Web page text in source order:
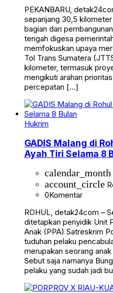
PEKANBARU,
sepanjang 30,5
bagian dari
tengah digesa
memfokuskan upaya
Tol Trans Sumatera
kilometer, termasuk
mengikuti arahan
percepatan […]
Hukrim
GADIS Malang di
Ayah Tiri Selama 8
calendar_month
account_circle
0Komentar
ROHUL, detak24com –
ditetapkan penyidik Unit
Anak (PPA) Satreskrim
tuduhan pelaku
merupakan seorang
Sebut saja namanya
pelaku yang sudah jadi